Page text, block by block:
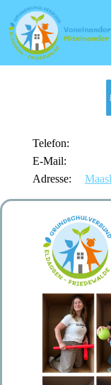
Telefon:
E-Mail:
Adresse: